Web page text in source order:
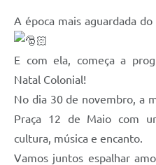
Galeria de Vídeos
Projetos
R.H
Telefones Úteis
A época mais aguardada
E com ela, começa a
Natal Colonial!
No dia 30 de novembro, a
Praça 12 de Maio com
cultura, música e encanto.
Vamos juntos espalhar